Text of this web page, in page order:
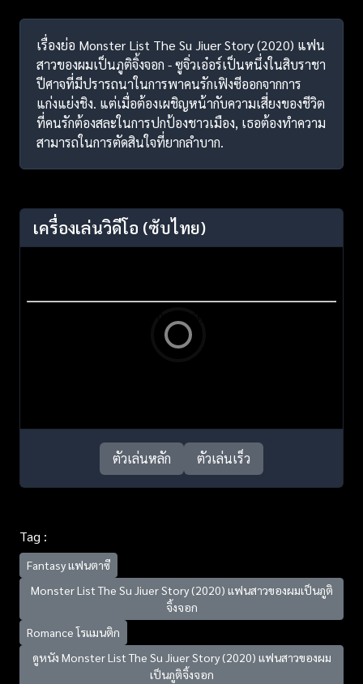
เรื่องย่อ Monster List The Su Jiuer Story (2020) แฟน
สาวของผมเป็นภูติจิ้งจอก - ซูจิ่วเอ๋อร์เป็นหนึ่งในสิบราชา
ปีศาจที่มีปรารถนาในการพาคนรักเฟิงซีออกจากการ
แก่งแย่งชิง. แต่เมื่อต้องเผชิญหน้ากับความเสี่ยงของชีวิต
ที่คนรักต้องสละในการปกป้องชาวเมือง, เธอต้องทำความ
สามารถในการตัดสินใจที่ยากลำบาก.
เครื่องเล่นวิดีโอ (ซับไทย)
ตัวเล่นหลัก ตัวเล่นเร็ว
Tag :
Fantasy แฟนตาซี
Monster List The Su Jiuer Story (2020) แฟนสาวของผมเป็นภูติ
จิ้งจอก
Romance โรแมนติก
ดูหนัง Monster List The Su Jiuer Story (2020) แฟนสาวของผม
เป็นภูติจิ้งจอก